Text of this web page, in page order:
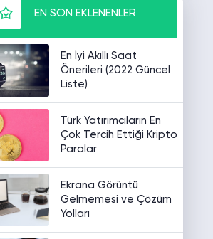
EN SON EKLENENLER
En İyi Akıllı Saat
Önerileri (2022 Güncel
Liste)
Türk Yatırımcıların En
Çok Tercih Ettiği Kripto
Paralar
Ekrana Görüntü
Gelmemesi ve Çözüm
Yolları